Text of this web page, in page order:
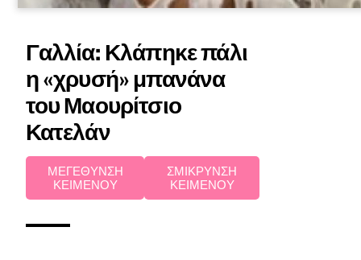
Γαλλία: Κλάπηκε πάλι
η «χρυσή» μπανάνα
του Μαουρίτσιο
Κατελάν
ΜΕΓΕΘΥΝΣΗ
ΚΕΙΜΕΝΟΥ
ΣΜΙΚΡΥΝΣΗ
ΚΕΙΜΕΝΟΥ